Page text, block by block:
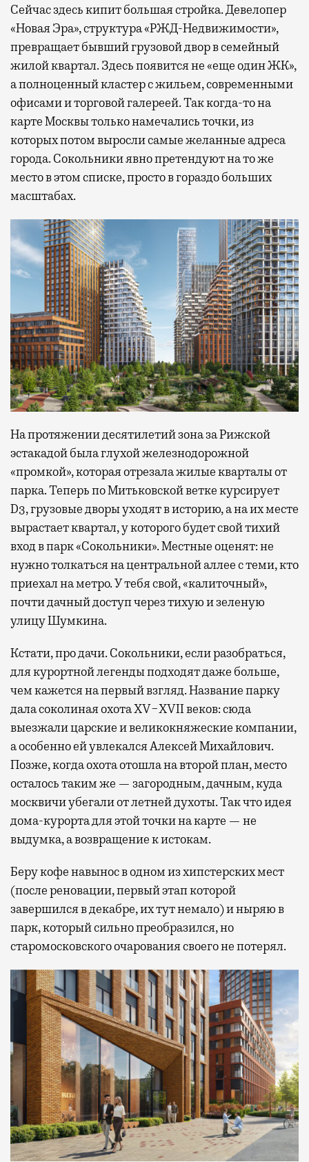
Сейчас здесь кипит большая стройка. Девелопер
«Новая Эра», структура «РЖД-Недвижимости»,
превращает бывший грузовой двор в семейный
жилой квартал. Здесь появится не «еще один ЖК»,
а полноценный кластер с жильем, современными
офисами и торговой галереей. Так когда-то на
карте Москвы только намечались точки, из
которых потом выросли самые желанные адреса
города. Сокольники явно претендуют на то же
место в этом списке, просто в гораздо больших
масштабах.
На протяжении десятилетий зона за Рижской
эстакадой была глухой железнодорожной
«промкой», которая отрезала жилые кварталы от
парка. Теперь по Митьковской ветке курсирует
D3, грузовые дворы уходят в историю, а на их месте
вырастает квартал, у которого будет свой тихий
вход в парк «Сокольники». Местные оценят: не
нужно толкаться на центральной аллее с теми, кто
приехал на метро. У тебя свой, «калиточный»,
почти дачный доступ через тихую и зеленую
улицу Шумкина.
Кстати, про дачи. Сокольники, если разобраться,
для курортной легенды подходят даже больше,
чем кажется на первый взгляд. Название парку
дала соколиная охота XV−XVII веков: сюда
выезжали царские и великокняжеские компании,
а особенно ей увлекался Алексей Михайлович.
Позже, когда охота отошла на второй план, место
осталось таким же — загородным, дачным, куда
москвичи убегали от летней духоты. Так что идея
дома-курорта для этой точки на карте — не
выдумка, а возвращение к истокам.
Беру кофе навынос в одном из хипстерских мест
(после реновации, первый этап которой
завершился в декабре, их тут немало) и ныряю в
парк, который сильно преобразился, но
старомосковского очарования своего не потерял.